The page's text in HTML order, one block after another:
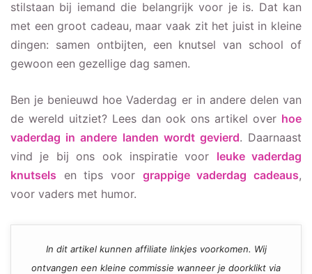
stilstaan bij iemand die belangrijk voor je is. Dat kan
met een groot cadeau, maar vaak zit het juist in kleine
dingen: samen ontbijten, een knutsel van school of
gewoon een gezellige dag samen.
Ben je benieuwd hoe Vaderdag er in andere delen van
de wereld uitziet? Lees dan ook ons artikel over hoe
vaderdag in andere landen wordt gevierd. Daarnaast
vind je bij ons ook inspiratie voor leuke vaderdag
knutsels en tips voor grappige vaderdag cadeaus,
voor vaders met humor.
In dit artikel kunnen affiliate linkjes voorkomen. Wij
ontvangen een kleine commissie wanneer je doorklikt via